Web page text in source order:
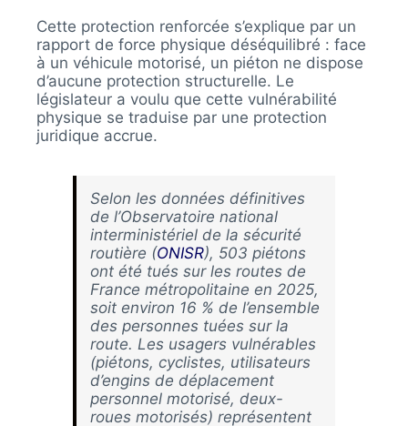
Cette protection renforcée s’explique par un
rapport de force physique déséquilibré : face
à un véhicule motorisé, un piéton ne dispose
d’aucune protection structurelle. Le
législateur a voulu que cette vulnérabilité
physique se traduise par une protection
juridique accrue.
Selon les données définitives
de l’Observatoire national
interministériel de la sécurité
routière (ONISR), 503 piétons
ont été tués sur les routes de
France métropolitaine en 2025,
soit environ 16 % de l’ensemble
des personnes tuées sur la
route. Les usagers vulnérables
(piétons, cyclistes, utilisateurs
d’engins de déplacement
personnel motorisé, deux-
roues motorisés) représentent